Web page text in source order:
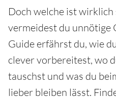
Doch welche ist
vermeidest du unnötige
Guide erfährst du, wie
clever vorbereitest, wo
tauschst und was du
lieber bleiben lässt.